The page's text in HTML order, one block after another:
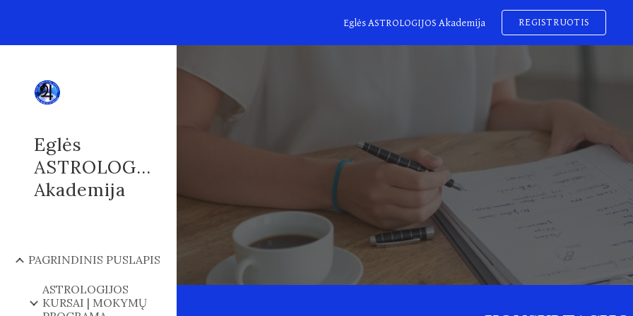
Skip to main content Skip to
Eglės ASTROLOGIJOS Akademija REGISTRUOTIS
Eglės
ASTROLOGIJOS
Akademija
PAGRINDINIS PUSLAPIS
ASTROLOGIJOS
KURSAI | MOKYMŲ